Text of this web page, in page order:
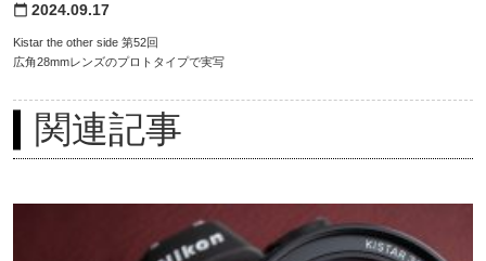
Kistar the other side 第52回
広角28mmレンズのプロトタイプで実写
calendar_today 2024.09.17
関連記事